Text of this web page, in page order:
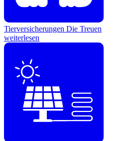
Tierversicherungen Die Treuen
weiterlesen